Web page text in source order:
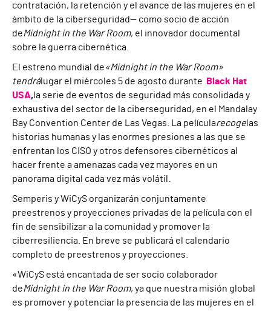
contratación, la retención y el avance de las mujeres en el
ámbito de la ciberseguridad— como socio de acción
deMidnight in the War Room, el innovador documental
sobre la guerra cibernética.
El estreno mundial de«Midnight in the War Room»
tendrálugar el miércoles 5 de agosto durante
Black Hat
USA, la serie de eventos de seguridad más consolidada y
exhaustiva del sector de la ciberseguridad, en el Mandalay
Bay Convention Center de Las Vegas. La películarecoge las
historias humanas y las enormes presiones a las que se
enfrentan los CISO y otros defensores cibernéticos al
hacer frente a amenazas cada vez mayores en un
panorama digital cada vez más volátil.
Semperis y WiCyS organizarán conjuntamente
preestrenos y proyecciones privadas de la película con el
fin de sensibilizar a la comunidad y promover la
ciberresiliencia. En breve se publicará el calendario
completo de preestrenos y proyecciones.
«WiCyS está encantada de ser socio colaborador
deMidnight in the War Room, ya que nuestra misión global
es promover y potenciar la presencia de las mujeres en el